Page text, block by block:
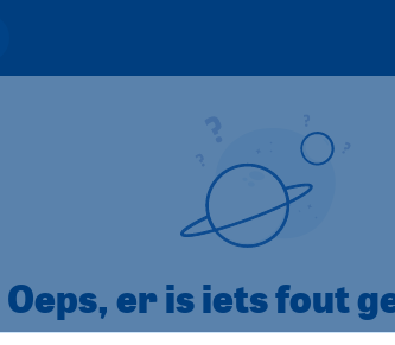
Oeps, er is iets fout